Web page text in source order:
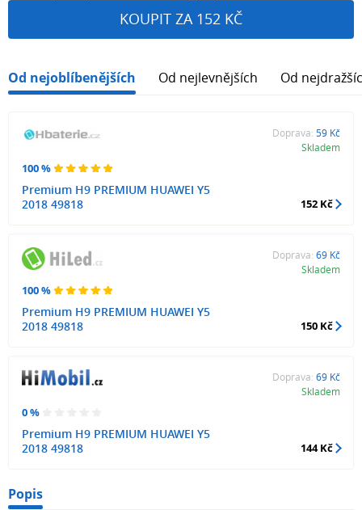
KOUPIT ZA 152 KČ
Od nejoblíbenějších Od nejlevnějších Od
100 %
Premium H9 PREMIUM HUAWEI Y5
2018 49818
Doprava: 59 Kč
Skladem
152 Kč
100 %
Premium H9 PREMIUM HUAWEI Y5
2018 49818
Doprava: 69 Kč
Skladem
150 Kč
0 %
Premium H9 PREMIUM HUAWEI Y5
2018 49818
Doprava: 69 Kč
Skladem
144 Kč
Popis